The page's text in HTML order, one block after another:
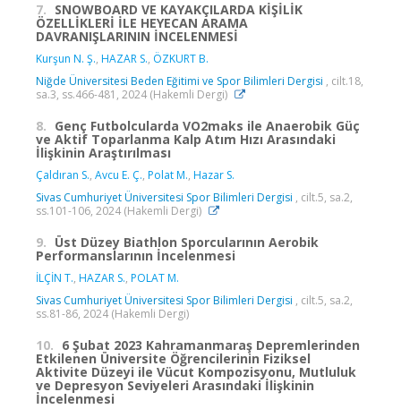
7. SNOWBOARD VE KAYAKÇILARDA KİŞİLİK
ÖZELLİKLERİ İLE HEYECAN ARAMA
DAVRANIŞLARININ İNCELENMESİ
Kurşun N. Ş., HAZAR S., ÖZKURT B.
Niğde Üniversitesi Beden Eğitimi ve Spor Bilimleri Dergisi , cilt.18,
sa.3, ss.466-481, 2024 (Hakemli Dergi)
8. Genç Futbolcularda VO2maks ile Anaerobik Güç
ve Aktif Toparlanma Kalp Atım Hızı Arasındaki
İlişkinin Araştırılması
Çaldıran S., Avcu E. Ç., Polat M., Hazar S.
Sivas Cumhuriyet Üniversitesi Spor Bilimleri Dergisi , cilt.5, sa.2,
ss.101-106, 2024 (Hakemli Dergi)
9. Üst Düzey Biathlon Sporcularının Aerobik
Performanslarının İncelenmesi
İLÇİN T., HAZAR S., POLAT M.
Sivas Cumhuriyet Üniversitesi Spor Bilimleri Dergisi , cilt.5, sa.2,
ss.81-86, 2024 (Hakemli Dergi)
10. 6 Şubat 2023 Kahramanmaraş Depremlerinden
Etkilenen Üniversite Öğrencilerinin Fiziksel
Aktivite Düzeyi ile Vücut Kompozisyonu, Mutluluk
ve Depresyon Seviyeleri Arasındaki İlişkinin
İncelenmesi